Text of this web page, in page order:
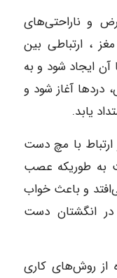
و ناراحتی‌های
، ارتباطی بین
ایجاد شود و به
دردها آغاز شود و
یابد.
با مچ دست
به طوریکه عصب
و باعث خواب
انگشتان دست
از روش‌های کاری